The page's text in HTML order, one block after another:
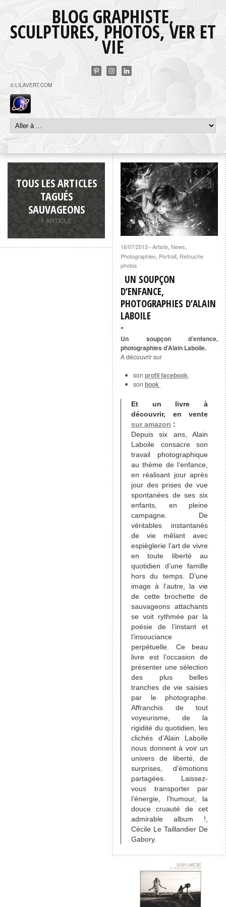
BLOG GRAPHISTE,
SCULPTURES, PHOTOS, VER ET
VIE
© LILAVERT.COM
TOUS LES ARTICLES
TAGUÉS
SAUVAGEONS
1 ARTICLE
16/07/2013 · Artiste, News,
Photographies, Portrait, Retouche
photos
UN SOUPÇON
D’ENFANCE,
PHOTOGRAPHIES D’ALAIN
LABOILE
Un soupçon d’enfance,
photographies d’Alain Laboile.
A découvrir sur
son profil facebook,
son book
Et un livre à
découvrir, en vente
sur amazon :
Depuis six ans, Alain
Laboile consacre son
travail photographique
au thème de l’enfance,
en réalisant jour après
jour des prises de vue
spontanées de ses six
enfants, en pleine
campagne. De
véritables instantanés
de vie mêlant avec
espièglerie l’art de vivre
en toute liberté au
quotidien d’une famille
hors du temps. D’une
image à l’autre, la vie
de cette brochette de
sauvageons attachants
se voit rythmée par la
poésie de l’instant et
l’insouciance
perpétuelle. Ce beau
livre est l’occasion de
présenter une sélection
des plus belles
tranches de vie saisies
par le photographe.
Affranchis de tout
voyeurisme, de la
rigidité du quotidien, les
clichés d’Alain Laboile
nous donnent à voir un
univers de liberté, de
surprises, d’émotions
partagées. Laissez-
vous transporter par
l’énergie, l’humour, la
douce cruauté de cet
admirable album !,
Cécile Le Taillandier De
Gabory.